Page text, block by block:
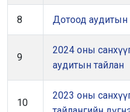
8 Дотоод аудитын
9
2024 оны
аудитын тайлан
10
2023 оны